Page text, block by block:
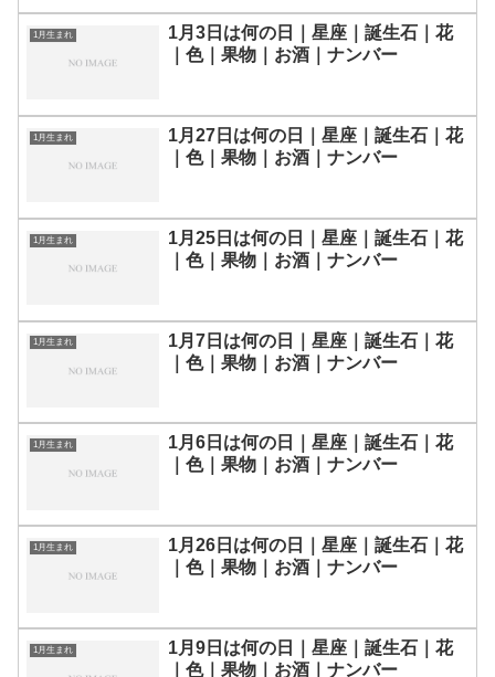
1月生まれ
1月3日は何の日｜星座｜誕生石｜花
｜色｜果物｜お酒｜ナンバー
1月生まれ
1月27日は何の日｜星座｜誕生石｜花
｜色｜果物｜お酒｜ナンバー
1月生まれ
1月25日は何の日｜星座｜誕生石｜花
｜色｜果物｜お酒｜ナンバー
1月生まれ
1月7日は何の日｜星座｜誕生石｜花
｜色｜果物｜お酒｜ナンバー
1月生まれ
1月6日は何の日｜星座｜誕生石｜花
｜色｜果物｜お酒｜ナンバー
1月生まれ
1月26日は何の日｜星座｜誕生石｜花
｜色｜果物｜お酒｜ナンバー
1月生まれ
1月9日は何の日｜星座｜誕生石｜花
｜色｜果物｜お酒｜ナンバー